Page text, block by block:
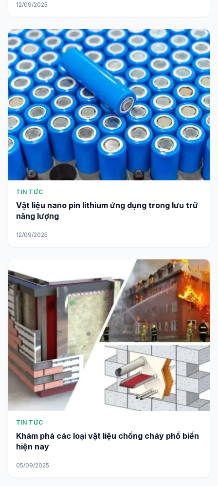
12/09/2025
TIN TỨC
Vật liệu nano pin lithium ứng dụng trong lưu trữ
năng lượng
12/09/2025
TIN TỨC
Khám phá các loại vật liệu chống cháy phổ biến
hiện nay
05/09/2025